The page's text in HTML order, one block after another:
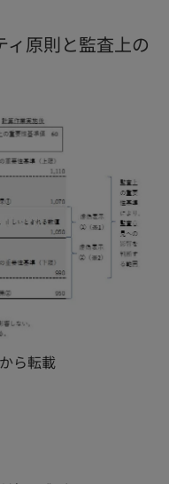
原則と監査上の
ら転載